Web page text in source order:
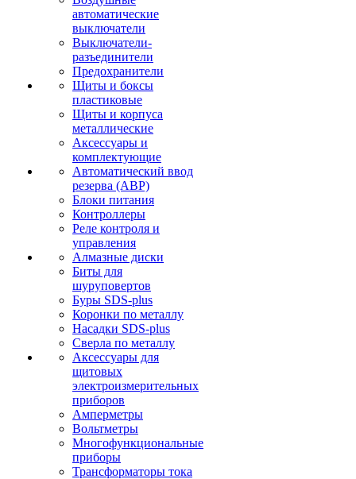
автоматические
выключатели
Выключатели-
разъединители
Предохранители
Щиты и боксы
пластиковые
Щиты и корпуса
металлические
Аксессуары и
комплектующие
Автоматический ввод
резерва (АВР)
Блоки питания
Контроллеры
Реле контроля и
управления
Алмазные диски
Биты для
шуруповертов
Буры SDS-plus
Коронки по металлу
Насадки SDS-plus
Сверла по металлу
Аксессуары для
щитовых
электроизмерительных
приборов
Амперметры
Вольтметры
Многофункциональные
приборы
Трансформаторы тока